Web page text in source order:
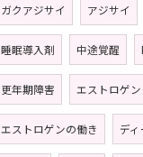
ガクアジサイ アジサイ
睡眠導入剤 中途覚醒
更年期障害 エストロゲン
エストロゲンの働き デ